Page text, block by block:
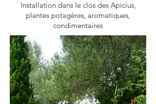
Installation dans le clos des Apicius,
plantes potagères, aromatiques,
condimentaires